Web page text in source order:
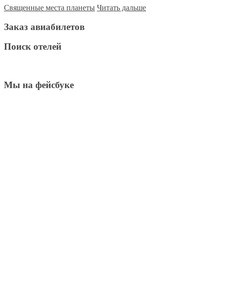
Священные места планеты Читать дальше
Заказ авиабилетов
Поиск отелей
Мы на фейсбуке